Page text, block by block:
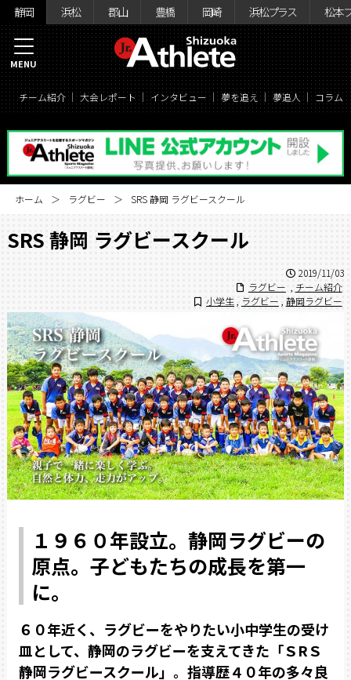
静岡 浜松 郡山 豊橋 岡崎 浜松プラス 松本
チーム紹介 大会レポート インタビュー 夢を追え 夢追人 コラム
MENU
ホーム ラグビー SRS 静岡 ラグビースクール
SRS 静岡 ラグビースクール
2019/11/03
ラグビー
チーム紹介
小学生
ラグビー 静岡ラグビー
１９６０年設立。静岡ラグビーの
原点。子どもたちの成長を第一
に。
６０年近く、ラグビーをやりたい小中学生の受け
皿として、静岡のラグビーを支えてきた「ＳRＳ
静岡ラグビースクール」。指導歴４０年の多々良